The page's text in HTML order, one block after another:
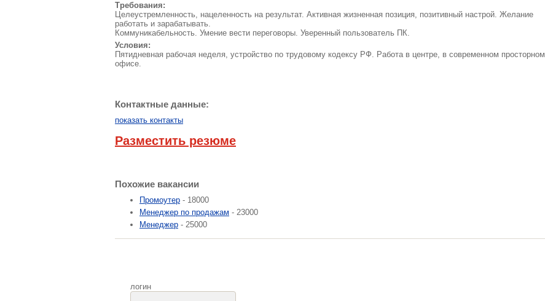
Требования:
Целеустремленность, нацеленность на результат. Активная жизненная позиция, позитивный настрой. Желание
работать и зарабатывать.
Коммуникабельность. Умение вести переговоры. Уверенный пользователь ПК.
Условия:
Пятидневная рабочая неделя, устройство по трудовому кодексу РФ. Работа в центре, в современном просторном
офисе.
Контактные данные:
показать контакты
Разместить резюме
Похожие вакансии
Промоутер - 18000
Менеджер по продажам - 23000
Менеджер - 25000
логин